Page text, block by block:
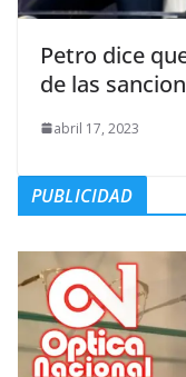
Petro dice
de las
abril 17, 2023
PUBLICIDAD